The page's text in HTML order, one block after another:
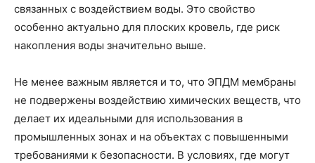
связанных с воздействием воды. Это свойство
особенно актуально для плоских кровель, где риск
накопления воды значительно выше.
Не менее важным является и то, что ЭПДМ мембраны
не подвержены воздействию химических веществ, что
делает их идеальными для использования в
промышленных зонах и на объектах с повышенными
требованиями к безопасности. В условиях, где могут